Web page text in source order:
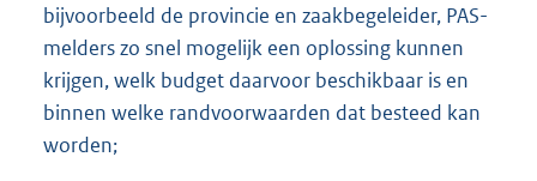
bijvoorbeeld de provincie en zaakbegeleider, PAS-
melders zo snel mogelijk een oplossing kunnen
krijgen, welk budget daarvoor beschikbaar is en
binnen welke randvoorwaarden dat besteed kan
worden;